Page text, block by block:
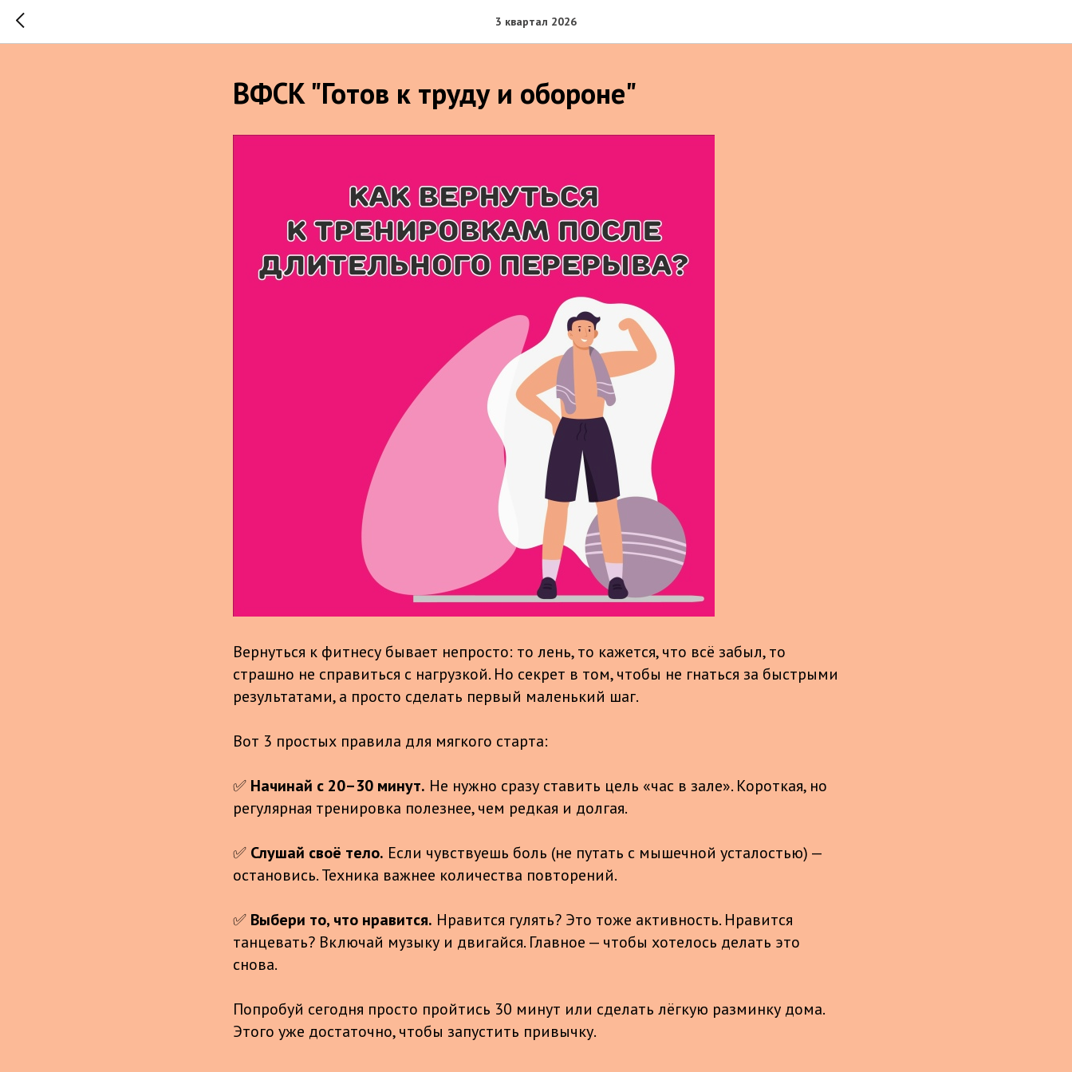
3 квартал 2026
ВФСК "Готов к труду и обороне"
Вернуться к фитнесу бывает непросто: то лень, то кажется, что всё забыл, то
страшно не справиться с нагрузкой. Но секрет в том, чтобы не гнаться за быстрыми
результатами, а просто сделать первый маленький шаг.
Вот 3 простых правила для мягкого старта:
✅ Начинай с 20–30 минут. Не нужно сразу ставить цель «час в зале». Короткая, но
регулярная тренировка полезнее, чем редкая и долгая.
✅ Слушай своё тело. Если чувствуешь боль (не путать с мышечной усталостью) —
остановись. Техника важнее количества повторений.
✅ Выбери то, что нравится. Нравится гулять? Это тоже активность. Нравится
танцевать? Включай музыку и двигайся. Главное — чтобы хотелось делать это
снова.
Попробуй сегодня просто пройтись 30 минут или сделать лёгкую разминку дома.
Этого уже достаточно, чтобы запустить привычку.